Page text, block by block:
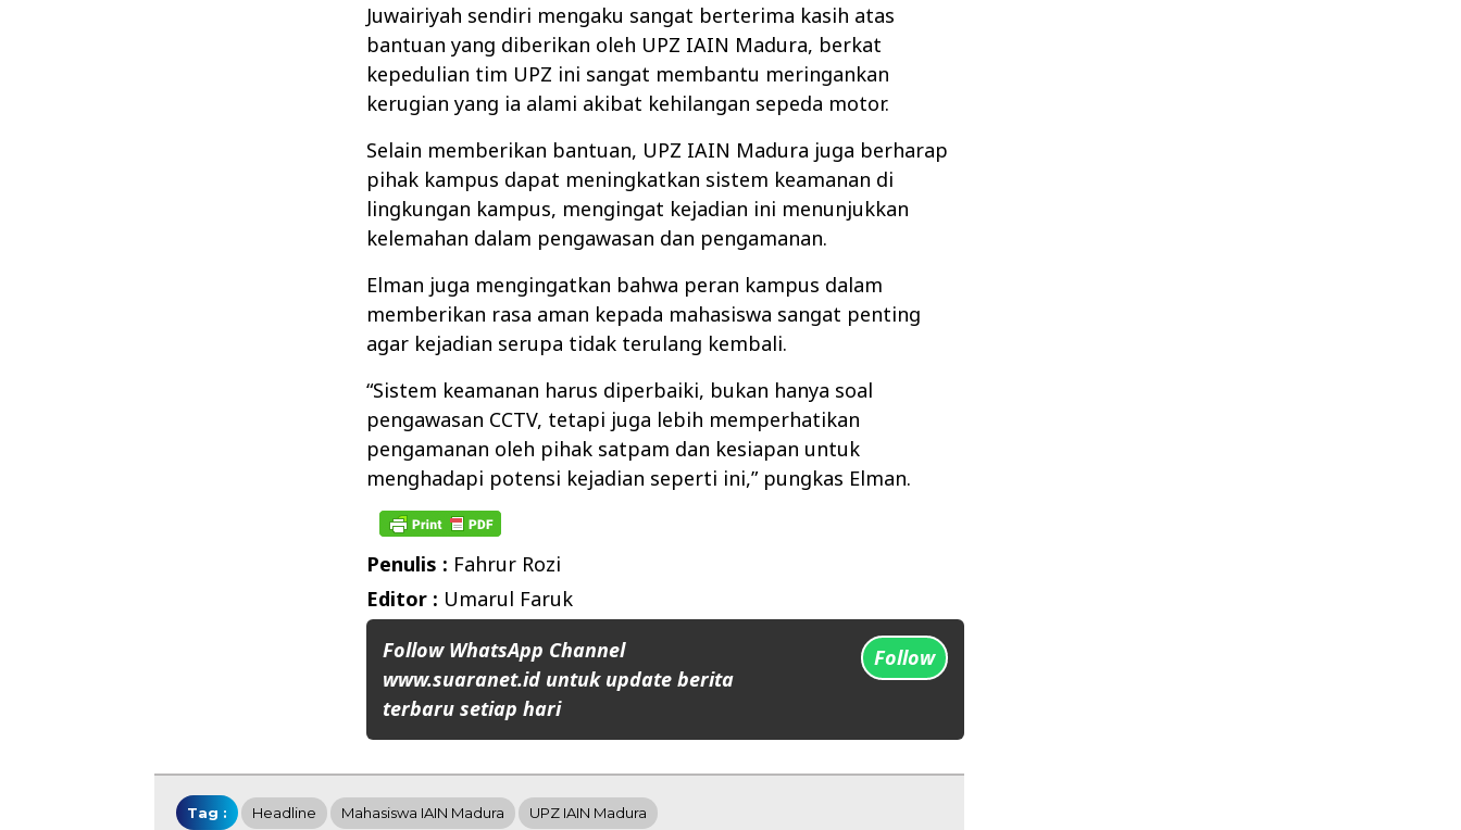
Juwairiyah sendiri mengaku sangat berterima kasih atas
bantuan yang diberikan oleh UPZ IAIN Madura, berkat
kepedulian tim UPZ ini sangat membantu meringankan
kerugian yang ia alami akibat kehilangan sepeda motor.
Selain memberikan bantuan, UPZ IAIN Madura juga berharap
pihak kampus dapat meningkatkan sistem keamanan di
lingkungan kampus, mengingat kejadian ini menunjukkan
kelemahan dalam pengawasan dan pengamanan.
Elman juga mengingatkan bahwa peran kampus dalam
memberikan rasa aman kepada mahasiswa sangat penting
agar kejadian serupa tidak terulang kembali.
“Sistem keamanan harus diperbaiki, bukan hanya soal
pengawasan CCTV, tetapi juga lebih memperhatikan
pengamanan oleh pihak satpam dan kesiapan untuk
menghadapi potensi kejadian seperti ini,” pungkas Elman.
Penulis : Fahrur Rozi
Editor : Umarul Faruk
Follow WhatsApp Channel
www.suaranet.id untuk update berita
terbaru setiap hari
Follow
Tag : Headline Mahasiswa IAIN Madura UPZ IAIN Madura